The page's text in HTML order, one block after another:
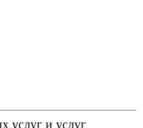
услуг и услуг